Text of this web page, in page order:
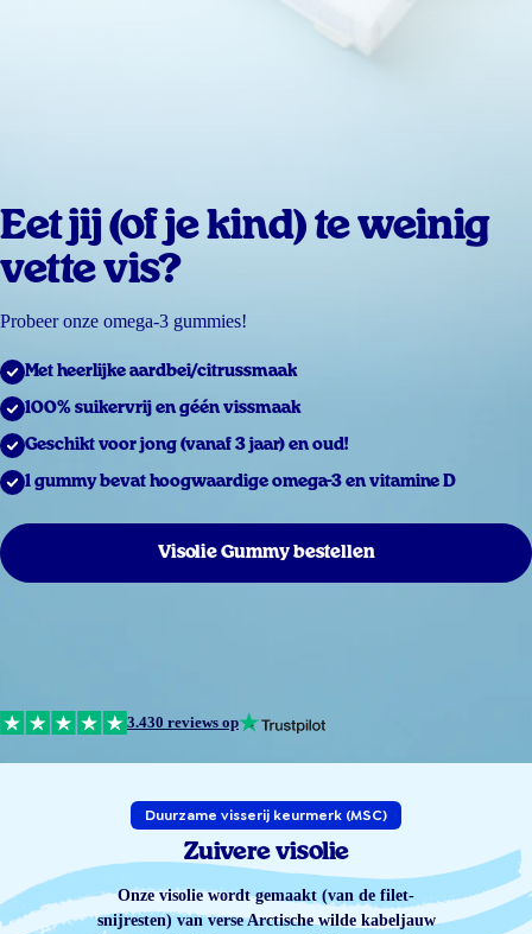
Eet jij (of je kind) te weinig
vette vis?
Probeer onze omega-3 gummies!
Met heerlijke aardbei/citrussmaak
100% suikervrij en géén vissmaak
Geschikt voor jong (vanaf 3 jaar) en oud!
1 gummy bevat hoogwaardige omega-3 en vitamine D
Visolie Gummy bestellen
3.430 reviews op
Duurzame visserij keurmerk (MSC)
Zuivere visolie
Onze visolie wordt gemaakt (van de filet-
snijresten) van verse Arctische wilde kabeljauw